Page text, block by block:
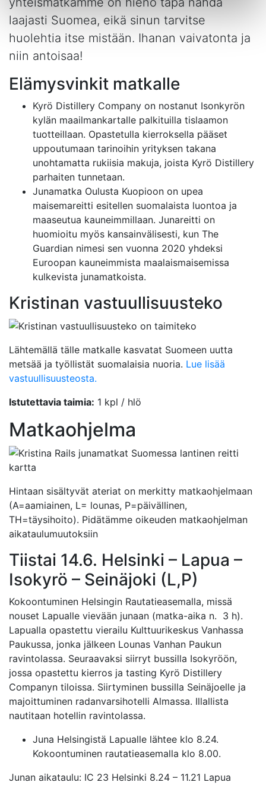
laajasti Suomea, eikä sinun tarvitse
huolehtia itse mistään. Ihanan vaivatonta ja
niin antoisaa!
Elämysvinkit matkalle
Kyrö Distillery Company on nostanut Isonkyrön
kylän maailmankartalle palkituilla tislaamon
tuotteillaan. Opastetulla kierroksella pääset
uppoutumaan tarinoihin yrityksen takana
unohtamatta rukiisia makuja, joista Kyrö Distillery
parhaiten tunnetaan.
Junamatka Oulusta Kuopioon on upea
maisemareitti esitellen suomalaista luontoa ja
maaseutua kauneimmillaan. Junareitti on
huomioitu myös kansainvälisesti, kun The
Guardian nimesi sen vuonna 2020 yhdeksi
Euroopan kauneimmista maalaismaisemissa
kulkevista junamatkoista.
Kristinan vastuullisuusteko
Lähtemällä tälle matkalle kasvatat Suomeen uutta
metsää ja työllistät suomalaisia nuoria. Lue lisää
vastuullisuusteosta.
Istutettavia taimia: 1 kpl / hlö
Matkaohjelma
Hintaan sisältyvät ateriat on merkitty matkaohjelmaan
(A=aamiainen, L= lounas, P=päivällinen,
TH=täysihoito). Pidätämme oikeuden matkaohjelman
aikataulumuutoksiin
Tiistai 14.6. Helsinki – Lapua –
Isokyrö – Seinäjoki (L,P)
Kokoontuminen Helsingin Rautatieasemalla, missä
nouset Lapualle vievään junaan (matka-aika n. 3 h).
Lapualla opastettu vierailu Kulttuurikeskus Vanhassa
Paukussa, jonka jälkeen Lounas Vanhan Paukun
ravintolassa. Seuraavaksi siirryt bussilla Isokyröön,
jossa opastettu kierros ja tasting Kyrö Distillery
Companyn tiloissa. Siirtyminen bussilla Seinäjoelle ja
majoittuminen radanvarsihotelli Almassa. Illallista
nautitaan hotellin ravintolassa.
Juna Helsingistä Lapualle lähtee klo 8.24.
Kokoontuminen rautatieasemalla klo 8.00.
Junan aikataulu: IC 23 Helsinki 8.24 – 11.21 Lapua